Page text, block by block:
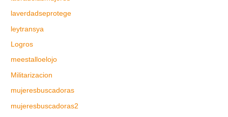
laverdadseprotege
leytransya
Logros
meestalloelojo
Militarizacion
mujeresbuscadoras
mujeresbuscadoras2